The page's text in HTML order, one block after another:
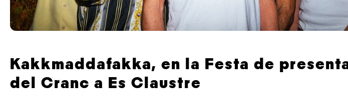
Kakkmaddafakka, en la Festa de
del Cranc a Es Claustre